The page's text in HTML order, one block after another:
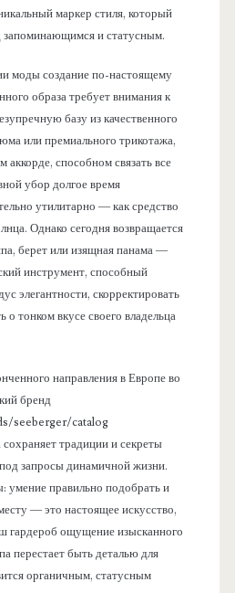
маркер стиля, который
и статусным.
моды создание по-настоящему
образа требует внимания к
базу из качественного
или премиального трикотажа,
способном связать все
убор долгое время
утилитарно — как средство
Однако сегодня возвращается
берет или изящная панама —
инструмент, способный
элегантности, скорректировать
о тонком вкусе своего владельца
направления в Европе во
бренд
seeberger/catalog
традиции и секреты
запросы динамичной жизни.
умение правильно подобрать и
— это настоящее искусство,
гардероб ощущение изысканного
перестает быть деталью для
органичным, статусным